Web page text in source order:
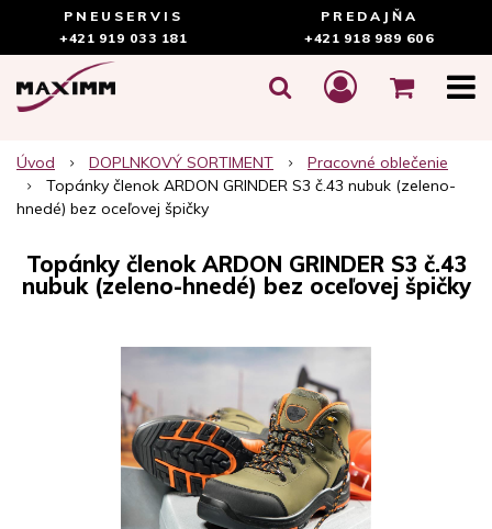
PNEUSERVIS
+421 919 033 181
PREDAJŇA
+421 918 989 606
Úvod DOPLNKOVÝ SORTIMENT
Pracovné oblečenie
Topánky členok ARDON GRINDER S3 č.43 nubuk (zeleno-
hnedé) bez oceľovej špičky
Topánky členok ARDON GRINDER S3 č.43
nubuk (zeleno-hnedé) bez oceľovej špičky